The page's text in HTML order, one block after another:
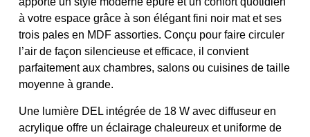
à votre espace grâce à son élégant fini noir mat et ses
trois pales en MDF assorties. Conçu pour faire circuler
l’air de façon silencieuse et efficace, il convient
parfaitement aux chambres, salons ou cuisines de taille
moyenne à grande.
Une lumière DEL intégrée de 18 W avec diffuseur en
acrylique offre un éclairage chaleureux et uniforme de